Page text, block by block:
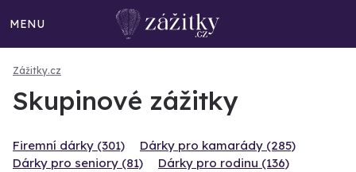
MENU
Zážitky.cz
Skupinové zážitky
Firemní dárky (301)
Dárky pro kamarády (285)
Dárky pro seniory (81)
Dárky pro rodinu (136)